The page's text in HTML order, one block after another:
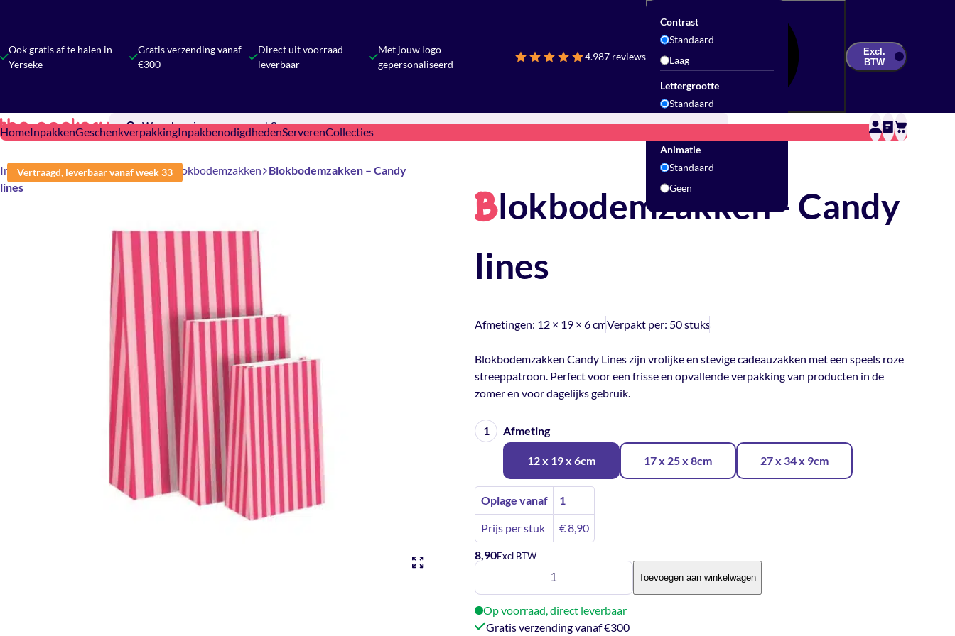
Ook gratis af te halen in
Yerseke
Gratis verzending vanaf
€300
Direct uit voorraad
leverbaar
Met jouw logo
gepersonaliseerd
4.987 reviews
Contrast
Standaard
Laag
Lettergrootte
Standaard
Groot
Animatie
Standaard
Geen
Excl.
BTW
Updates & InspiratieContact
HomeInpakkenGeschenkverpakkingInpakbenodigdhedenServerenCollecties
Vertraagd, leverbaar vanaf week 33
Inpakken Cadeauzakjes & Tassen Blokbodemzakken
Blokbodemzakken – Candy
lines
Blokbodemzakken - Candy
lines
Afmetingen: 12 × 19 × 6 cmVerpakt per: 50 stuks
Blokbodemzakken Candy Lines zijn vrolijke en stevige cadeauzakken met een speels roze
streeppatroon. Perfect voor een frisse en opvallende verpakking van producten in de
zomer en voor dagelijks gebruik.
Afmeting
12 x 19 x 6cm 17 x 25 x 8cm 27 x 34 x 9cm
Oplage vanaf 1
Prijs per stuk €8,90
8,90Excl BTW
Blokbodemzakken
lines
Toevoegen aan winkelwagen
Op voorraad, direct leverbaar
Gratis verzending vanaf €300